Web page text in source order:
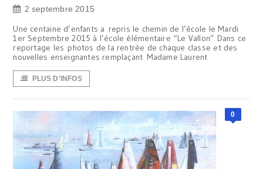
2 septembre 2015
Une centaine d’enfants a repris le chemin de l’école le Mardi
1er Septembre 2015 à l’école élémentaire “Le Vallon” Dans ce
reportage les photos de la rentrée de chaque classe et des
nouvelles enseignantes remplaçant Madame Laurent
PLUS D'INFOS
0